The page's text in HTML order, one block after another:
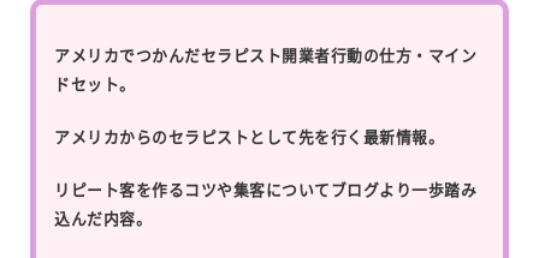
アメリカでつかんだセラピスト開業者行動の仕方・マイン
ドセット。
アメリカからのセラピストとして先を行く最新情報。
リピート客を作るコツや集客についてブログより一歩踏み
込んだ内容。